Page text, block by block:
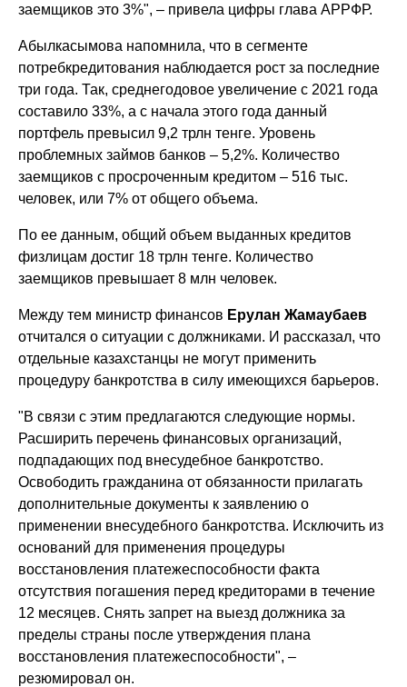
заемщиков это 3%", – привела цифры глава АРРФР.
Абылкасымова напомнила, что в сегменте
потребкредитования наблюдается рост за последние
три года. Так, среднегодовое увеличение с 2021 года
составило 33%, а с начала этого года данный
портфель превысил 9,2 трлн тенге. Уровень
проблемных займов банков – 5,2%. Количество
заемщиков с просроченным кредитом – 516 тыс.
человек, или 7% от общего объема.
По ее данным, общий объем выданных кредитов
физлицам достиг 18 трлн тенге. Количество
заемщиков превышает 8 млн человек.
Между тем министр финансов Ерулан Жамаубаев
отчитался о ситуации с должниками. И рассказал, что
отдельные казахстанцы не могут применить
процедуру банкротства в силу имеющихся барьеров.
"В связи с этим предлагаются следующие нормы.
Расширить перечень финансовых организаций,
подпадающих под внесудебное банкротство.
Освободить гражданина от обязанности прилагать
дополнительные документы к заявлению о
применении внесудебного банкротства. Исключить из
оснований для применения процедуры
восстановления платежеспособности факта
отсутствия погашения перед кредиторами в течение
12 месяцев. Снять запрет на выезд должника за
пределы страны после утверждения плана
восстановления платежеспособности", –
резюмировал он.